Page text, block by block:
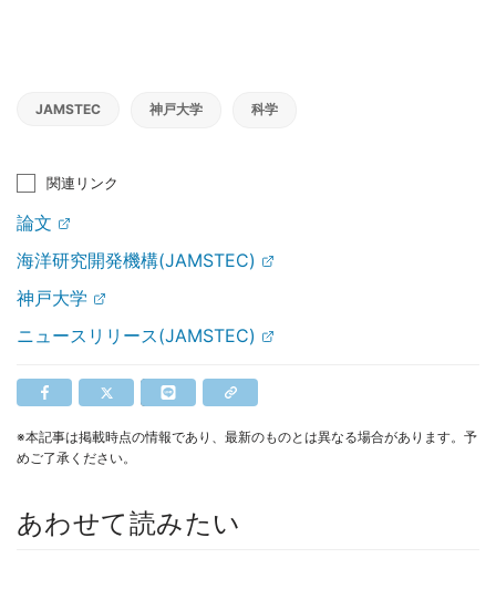
JAMSTEC 神戸大学 科学
関連リンク
論文
海洋研究開発機構(JAMSTEC)
神戸大学
ニュースリリース(JAMSTEC)
※本記事は掲載時点の情報であり、最新のものとは異なる場合があります。予
めご了承ください。
あわせて読みたい